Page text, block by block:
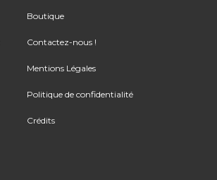
Boutique
Contactez-nous !
Mentions Légales
Politique de confidentialité
Crédits